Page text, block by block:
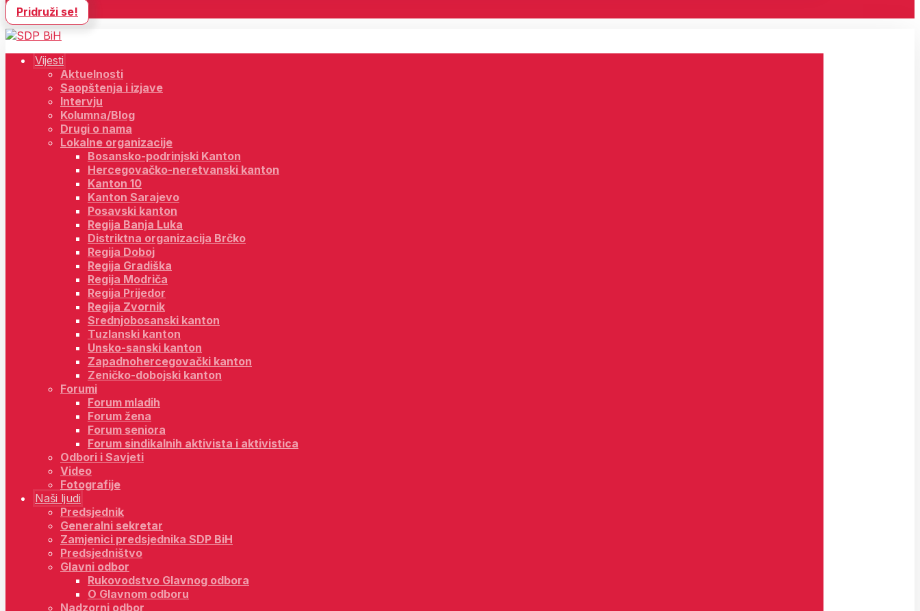
Pridruži se!
Vijesti
Aktuelnosti
Saopštenja i izjave
Intervju
Kolumna/Blog
Drugi o nama
Lokalne organizacije
Bosansko-podrinjski Kanton
Hercegovačko-neretvanski kanton
Kanton 10
Kanton Sarajevo
Posavski kanton
Regija Banja Luka
Distriktna organizacija Brčko
Regija Doboj
Regija Gradiška
Regija Modriča
Regija Prijedor
Regija Zvornik
Srednjobosanski kanton
Tuzlanski kanton
Unsko-sanski kanton
Zapadnohercegovački kanton
Zeničko-dobojski kanton
Forumi
Forum mladih
Forum žena
Forum seniora
Forum sindikalnih aktivista i aktivistica
Odbori i Savjeti
Video
Fotografije
Naši ljudi
Predsjednik
Generalni sekretar
Zamjenici predsjednika SDP BiH
Predsjedništvo
Glavni odbor
Rukovodstvo Glavnog odbora
O Glavnom odboru
Nadzorni odbor